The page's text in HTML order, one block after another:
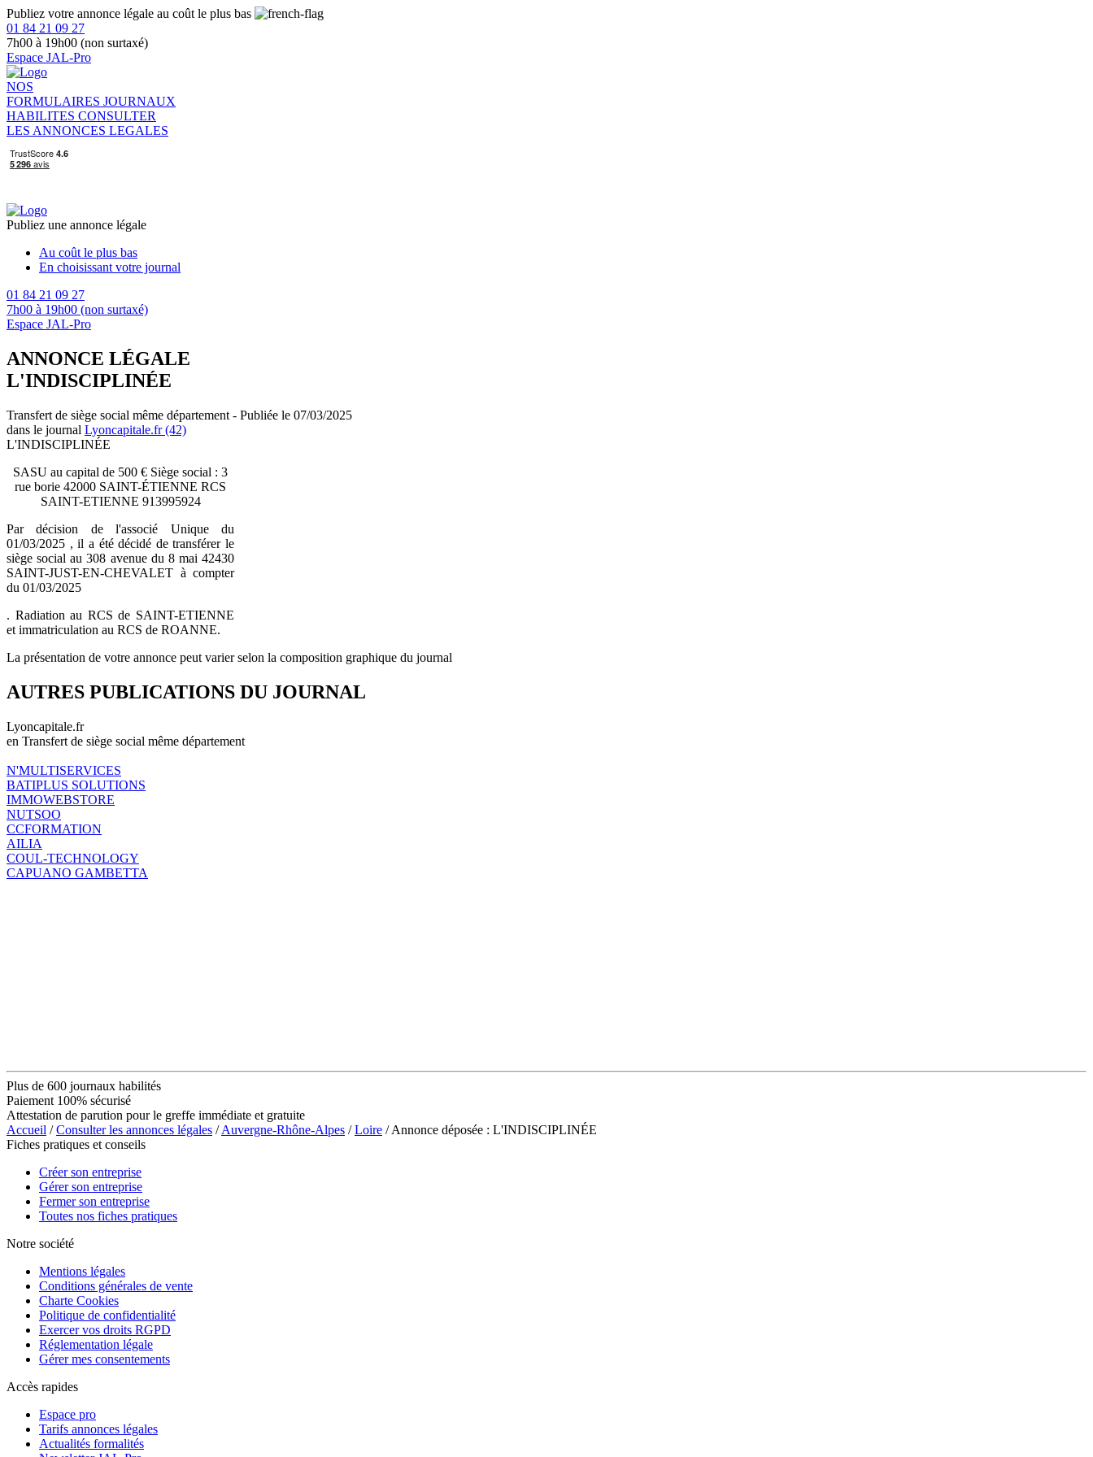
Publiez votre annonce légale au coût le plus bas
01 84 21 09 27
7h00 à 19h00 (non surtaxé)
Espace JAL-Pro
NOS
FORMULAIRES JOURNAUX
HABILITES CONSULTER
LES ANNONCES LEGALES
Publiez une annonce légale
Au coût le plus bas
En choisissant votre journal
01 84 21 09 27
7h00 à 19h00 (non surtaxé)
Espace JAL-Pro
ANNONCE LÉGALE
L'INDISCIPLINÉE
Transfert de siège social même département - Publiée le 07/03/2025
dans le journal Lyoncapitale.fr (42)
L'INDISCIPLINÉE
SASU au capital de 500 € Siège social : 3
rue borie 42000 SAINT-ÉTIENNE RCS
SAINT-ETIENNE 913995924
Par décision de l'associé Unique du
01/03/2025 , il a été décidé de transférer le
siège social au 308 avenue du 8 mai 42430
SAINT-JUST-EN-CHEVALET à compter
du 01/03/2025
. Radiation au RCS de SAINT-ETIENNE
et immatriculation au RCS de ROANNE.
La présentation de votre annonce peut varier selon la composition graphique du journal
AUTRES PUBLICATIONS DU JOURNAL
Lyoncapitale.fr
en Transfert de siège social même département
N'MULTISERVICES
BATIPLUS SOLUTIONS
IMMOWEBSTORE
NUTSOO
CCFORMATION
AILIA
COUL-TECHNOLOGY
CAPUANO GAMBETTA
Plus de 600 journaux habilités
Paiement 100% sécurisé
Attestation de parution pour le greffe immédiate et gratuite
Accueil /Consulter les annonces légales /Auvergne-Rhône-Alpes /Loire / Annonce déposée : L'INDISCIPLINÉE
Fiches pratiques et conseils
Créer son entreprise
Gérer son entreprise
Fermer son entreprise
Toutes nos fiches pratiques
Notre société
Mentions légales
Conditions générales de vente
Charte Cookies
Politique de confidentialité
Exercer vos droits RGPD
Réglementation légale
Gérer mes consentements
Accès rapides
Espace pro
Tarifs annonces légales
Actualités formalités